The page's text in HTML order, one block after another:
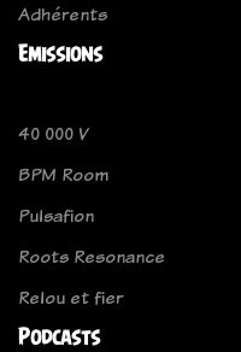
Adhérents
Emissions
40 000 V
BPM Room
Pulsafion
Roots Resonance
Relou et fier
Podcasts